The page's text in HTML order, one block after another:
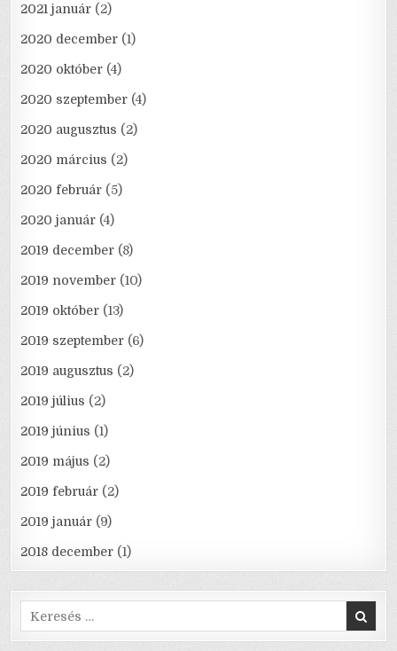
2021 január (2)
2020 december (1)
2020 október (4)
2020 szeptember (4)
2020 augusztus (2)
2020 március (2)
2020 február (5)
2020 január (4)
2019 december (8)
2019 november (10)
2019 október (13)
2019 szeptember (6)
2019 augusztus (2)
2019 július (2)
2019 június (1)
2019 május (2)
2019 február (2)
2019 január (9)
2018 december (1)
Search
for: